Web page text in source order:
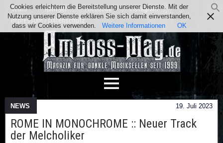
Team Kontakt Facebook
Instagram
Impressum / Datenschutz
NEWS 19. Juli 2023
ROME IN MONOCHROME :: Neuer Track
der Melcholiker
Cookies erleichtern die Bereitstellung unserer Dienste. Mit der
Nutzung unserer Dienste erklären Sie sich damit einverstanden,
dass wir Cookies verwenden.
Weitere Informationen OK